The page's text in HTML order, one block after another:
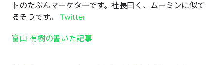
トのたぶんマーケターです。社長曰く、ムーミンに似て
るそうです。 Twitter
富山 有樹の書いた記事